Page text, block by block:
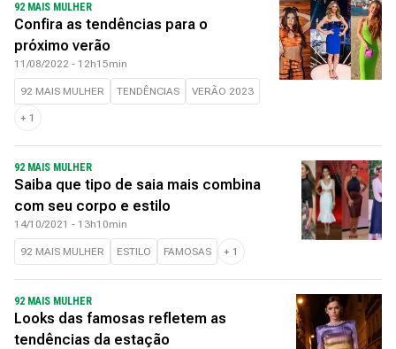
92 MAIS MULHER
Confira as tendências para o
próximo verão
11/08/2022 - 12h15min
92 MAIS MULHER TENDÊNCIAS VERÃO 2023
+ 1
92 MAIS MULHER
Saiba que tipo de saia mais combina
com seu corpo e estilo
14/10/2021 - 13h10min
92 MAIS MULHER ESTILO FAMOSAS + 1
92 MAIS MULHER
Looks das famosas refletem as
tendências da estação